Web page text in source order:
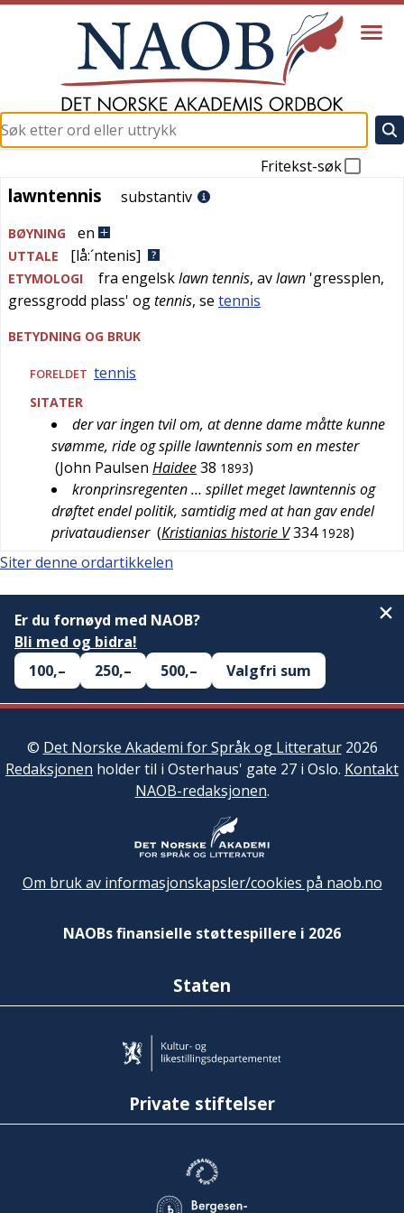
Fritekst-søk
lawntennis
lawntennis substantiv
BØYNING en
UTTALE [lå:´ntenis]
ETYMOLOGI fra engelsklawn tennis, avlawn 'gressplen,
gressgrodd plass' ogtennis, se tennis
BETYDNING OG BRUK
FORELDET tennis
SITATER
der var ingen tvil om, at denne dame måtte kunne
svømme, ride og spille lawntennis som en mester
(John Paulsen Haidee38 1893)
kronprinsregenten … spillet meget lawntennis og
drøftet endel politik, samtidig med at han gav endel
privataudienser (Kristianias historie V334 1928)
Siter denne ordartikkelen
Er du fornøyd med NAOB?
Bli med og bidra!
100,–
250,– 500,– Valgfri sum
© Det Norske Akademi for Språk og Litteratur2026
Redaksjonen holder til i Osterhaus' gate 27 i Oslo. Kontakt
NAOB-redaksjonen.
Om bruk av informasjonskapsler/cookies på naob.no
NAOBs finansielle støttespillere i 2026
Staten
Private stiftelser